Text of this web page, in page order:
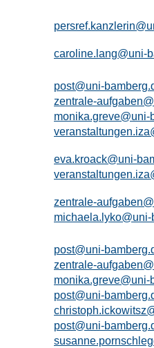
caroline.lang@uni-
post@uni-
zentrale-
monika.greve@uni-
eva.kroack@uni-
zentrale-
post@uni-
zentrale-
monika.greve@uni-
post@uni-
post@uni-